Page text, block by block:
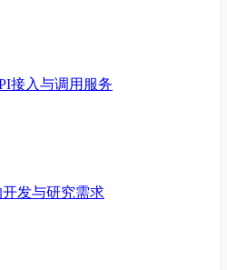
接入与调用服务
发与研究需求